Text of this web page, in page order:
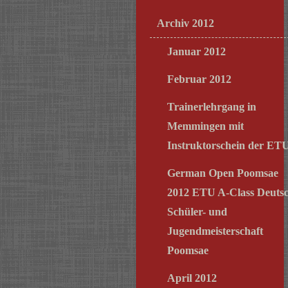
Archiv 2012
Januar 2012
Februar 2012
Trainerlehrgang in
Memmingen mit
Instruktorschein der
German Open Poomsae
2012 ETU A-Class
Schüler- und
Jugendmeisterschaft
Poomsae
April 2012